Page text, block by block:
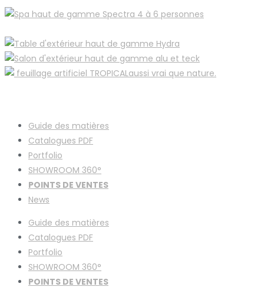
Guide des matières
Catalogues PDF
Portfolio
SHOWROOM 360°
POINTS DE VENTES
News
Guide des matières
Catalogues PDF
Portfolio
SHOWROOM 360°
POINTS DE VENTES